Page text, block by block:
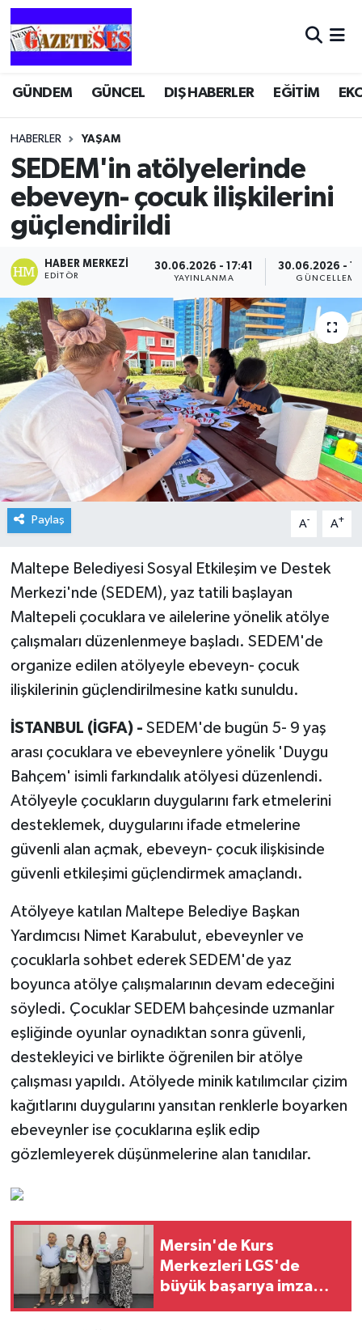
GÜNDEM GÜNCEL DIŞ HABERLER EĞİTİM
HABERLER YAŞAM
SEDEM'in atölyelerinde
ebeveyn- çocuk ilişkilerini
güçlendirildi
HABER MERKEZI
EDITÖR
30.06.2026 - 17:41
YAYINLANMA
30.06.2026 -
GÜNCELLEME
Paylaş A- A+
Maltepe Belediyesi Sosyal Etkileşim ve Destek
Merkezi'nde (SEDEM), yaz tatili başlayan
Maltepeli çocuklara ve ailelerine yönelik atölye
çalışmaları düzenlenmeye başladı. SEDEM'de
organize edilen atölyeyle ebeveyn- çocuk
ilişkilerinin güçlendirilmesine katkı sunuldu.
İSTANBUL (İGFA) - SEDEM'de bugün 5- 9 yaş
arası çocuklara ve ebeveynlere yönelik 'Duygu
Bahçem' isimli farkındalık atölyesi düzenlendi.
Atölyeyle çocukların duygularını fark etmelerini
desteklemek, duygularını ifade etmelerine
güvenli alan açmak, ebeveyn- çocuk ilişkisinde
güvenli etkileşimi güçlendirmek amaçlandı.
Atölyeye katılan Maltepe Belediye Başkan
Yardımcısı Nimet Karabulut, ebeveynler ve
çocuklarla sohbet ederek SEDEM'de yaz
boyunca atölye çalışmalarının devam edeceğini
söyledi. Çocuklar SEDEM bahçesinde uzmanlar
eşliğinde oyunlar oynadıktan sonra güvenli,
destekleyici ve birlikte öğrenilen bir atölye
çalışması yapıldı. Atölyede minik katılımcılar çizim
kağıtlarını duygularını yansıtan renklerle boyarken
ebeveynler ise çocuklarına eşlik edip
gözlemleyerek düşünmelerine alan tanıdılar.
Mersin'de Kurs
Merkezleri LGS'de
büyük başarıya imza